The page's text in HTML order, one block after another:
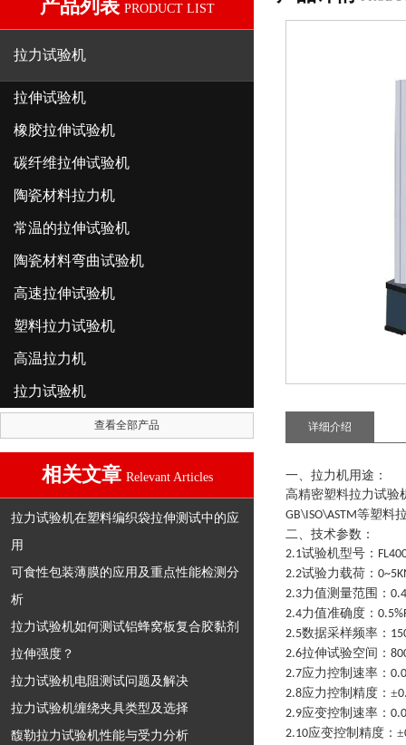
产品列表 PRODUCT LIST
拉力试验机
拉伸试验机
橡胶拉伸试验机
碳纤维拉伸试验机
陶瓷材料拉力机
常温的拉伸试验机
陶瓷材料弯曲试验机
高速拉伸试验机
塑料拉力试验机
高温拉力机
拉力试验机
查看全部产品
相关文章 Relevant Articles
拉力试验机在塑料编织袋拉伸测试中的应
用
可食性包装薄膜的应用及重点性能检测分
析
拉力试验机如何测试铝蜂窝板复合胶黏剂
拉伸强度？
拉力试验机电阻测试问题及解决
拉力试验机缠绕夹具类型及选择
馥勒拉力试验机性能与受力分析
详细介绍
一、拉力机用途：
高精密塑料拉力试验
GB\ISO\ASTM等塑料
二、技术参数 ：
2.1试验机型号：
2.2试验力载荷：
2.3力值测量范围：
2.4力值准确度：
2.5数据采样频率：
2.6拉伸试验空间：
2.7应力控制速率：
2.8应力控制精度：±
2.9应变控制速率：
2.10应变控制精度：±